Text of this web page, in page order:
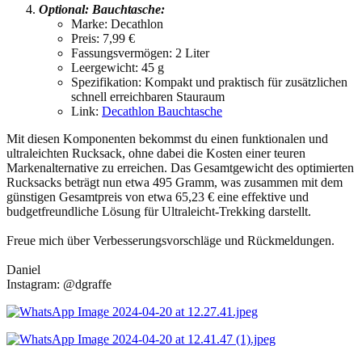
Optional: Bauchtasche:
Marke: Decathlon
Preis: 7,99 €
Fassungsvermögen: 2 Liter
Leergewicht: 45 g
Spezifikation: Kompakt und praktisch für zusätzlichen
schnell erreichbaren Stauraum
Link: Decathlon Bauchtasche
Mit diesen Komponenten bekommst du einen funktionalen und
ultraleichten Rucksack, ohne dabei die Kosten einer teuren
Markenalternative zu erreichen. Das Gesamtgewicht des optimierten
Rucksacks beträgt nun etwa 495 Gramm, was zusammen mit dem
günstigen Gesamtpreis von etwa 65,23 € eine effektive und
budgetfreundliche Lösung für Ultraleicht-Trekking darstellt.
Freue mich über Verbesserungsvorschläge und Rückmeldungen.
Daniel
Instagram: @dgraffe